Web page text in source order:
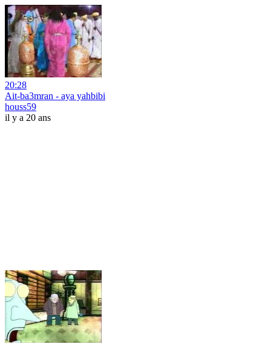
20:28
Ait-ba3mran - aya yahbibi
houss59
il y a 20 ans